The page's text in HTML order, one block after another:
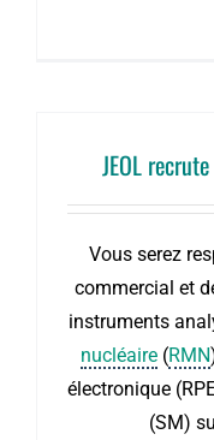
JEOL
Vous serez
commercial et
instruments
nucléaire (RMN
électronique
(SM)